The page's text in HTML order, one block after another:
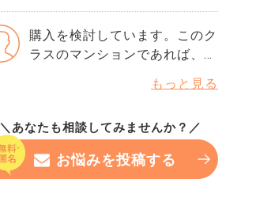
続年数には問題ないと思ってい
るのですが、指数だけで判断さ
れることもありますか？ もし
今から改善できるなら、半年待
ま申し込んでみても大丈夫なの
か…。 専門家の方の率直な意見
を聞きたいです。
も、情報が欲しいです。
いますが、転職直後という点が
気になっています。 この条件
で購入する場合に注意しておく
からの移住を決め昨年12月か
ら自身が所有するマンションに
戻りましたが、今年6月に兵庫
たが、母は今も島本町に住んで
師からもう自宅へは戻れないこ
と、看取りの準備を宣告されま
した。 島本のマンションを売
却した場合、3000万円特別控
購入を検討しています。このク
ラスのマンションであれば、定
売却できると思っていて良いで
すが、そこだけ気になっていま
もっと見る
＼あなたも相談してみませんか？／
お悩みを投稿する